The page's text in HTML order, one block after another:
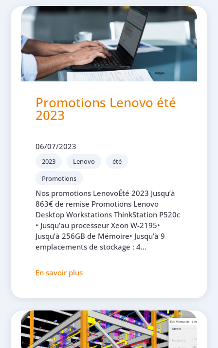
Promotions Lenovo été
2023
06/07/2023
2023 Lenovo
été
Promotions
Nos promotions LenovoÉté 2023 Jusqu’à
863€ de remise Promotions Lenovo
Desktop Workstations ThinkStation P520c
• Jusqu’au processeur Xeon W-2195•
Jusqu’à 256GB de Mémoire• Jusqu’à 9
emplacements de stockage : 4...
En savoir plus